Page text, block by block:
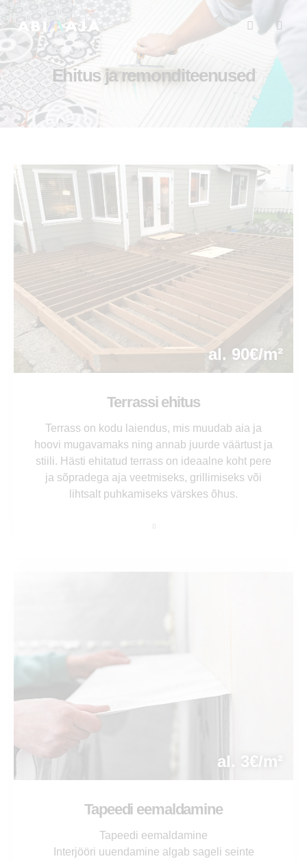
Ehitus ja remonditeenused
al. 90€/m²
Terrassi ehitus
Terrass on kodu laiendus, mis muudab aia ja
hoovi mugavamaks ning annab juurde väärtust ja
stiili. Hästi ehitatud terrass on ideaalne koht pere
ja sõpradega aja veetmiseks, grillimiseks või
lihtsalt puhkamiseks värskes õhus.
al. 3€/m²
Tapeedi eemaldamine
Tapeedi eemaldamine
Interjööri uuendamine algab sageli seinte